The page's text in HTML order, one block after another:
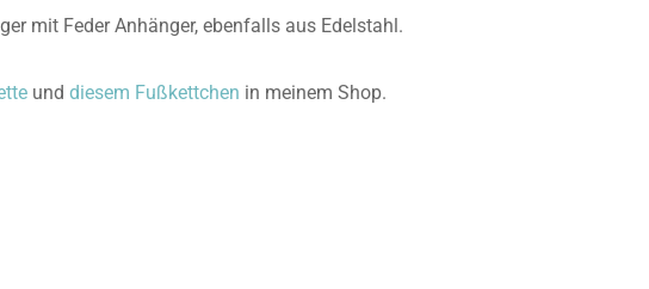
mit Feder Anhänger, ebenfalls aus Edelstahl.
und diesem Fußkettchen in meinem Shop.